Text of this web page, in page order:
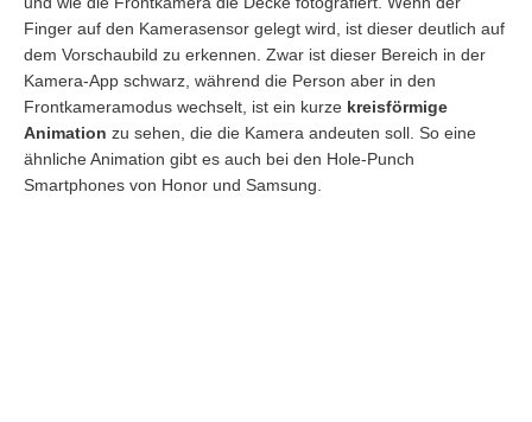
Finger auf den Kamerasensor gelegt wird, ist dieser deutlich auf
dem Vorschaubild zu erkennen. Zwar ist dieser Bereich in der
Kamera-App schwarz, während die Person aber in den
Frontkameramodus wechselt, ist ein kurze kreisförmige
Animation zu sehen, die die Kamera andeuten soll. So eine
ähnliche Animation gibt es auch bei den Hole-Punch
Smartphones von Honor und Samsung.